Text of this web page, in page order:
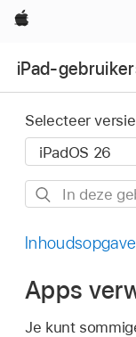
Apple
iPad-
Selecteer
In
Inhoudsopgave
Apps
Je kunt